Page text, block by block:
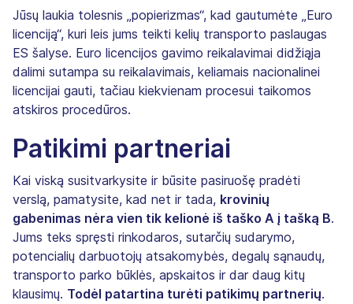
Jūsų laukia tolesnis „popierizmas“, kad gautumėte „Euro
licenciją“, kuri leis jums teikti kelių transporto paslaugas
ES šalyse. Euro licencijos gavimo reikalavimai didžiąja
dalimi sutampa su reikalavimais, keliamais nacionalinei
licencijai gauti, tačiau kiekvienam procesui taikomos
atskiros procedūros.
Patikimi partneriai
Kai viską susitvarkysite ir būsite pasiruošę pradėti
verslą, pamatysite, kad net ir tada, krovinių
gabenimas nėra vien tik kelionė iš taško A į tašką B.
Jums teks spręsti rinkodaros, sutarčių sudarymo,
potencialių darbuotojų atsakomybės, degalų sąnaudų,
transporto parko būklės, apskaitos ir dar daug kitų
klausimų. Todėl patartina turėti patikimų partnerių.